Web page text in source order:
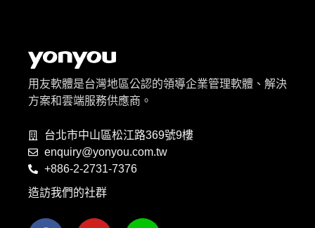
用友軟體是台灣地區公認的領導企業管理軟體、解決
方案和雲端服務供應商。
台北市中山區松江路369號9樓
enquiry@yonyou.com.tw
+886-2-2731-7376
造訪我們的社群